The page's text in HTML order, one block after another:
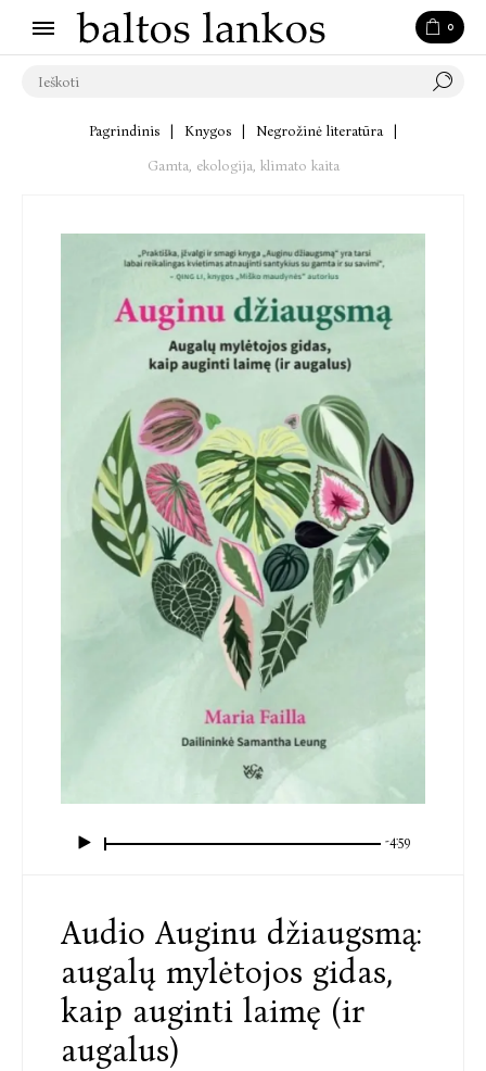
0
Pagrindinis Knygos Negrožinė literatūra
Gamta, ekologija, klimato kaita
-4:59
Audio Auginu džiaugsmą:
augalų mylėtojos gidas,
kaip auginti laimę (ir
augalus)